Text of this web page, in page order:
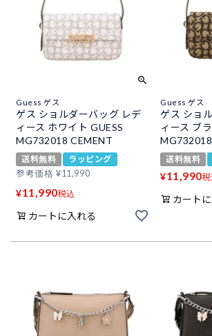
Guess ゲス
ゲス ショルダーバッグ レデ
ィース ホワイト GUESS
MG732018 CEMENT
送料無料
ラッピング
参考価格 ¥11,990
¥11,990税込
カートに入れる
Guess ゲス
ゲス ショ
ィース ブ
送料無料
¥11,990税
カート